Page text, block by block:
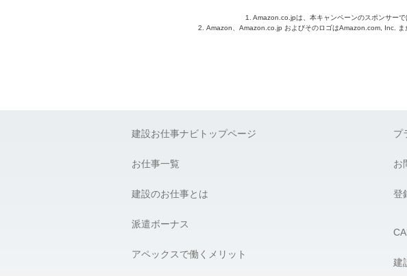
1. Amazon.co.jpは、本キャンペーンのスポンサーで
2. Amazon、Amazon.co.jp およびそのロゴはAmazon.com, Inc. ま
建設お仕事ナビトップページ
お仕事一覧
建設のお仕事とは
派遣ボーナス
アペックスで働くメリット
プ
お
登
建